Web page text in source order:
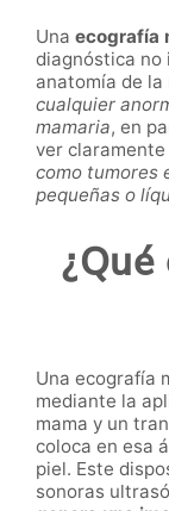
Una ecografía
diagnóstica no
anatomía de la
cualquier
mamaria, en
ver
como tumores
pequeñas o
Una ecografía
mediante la
mama y un
coloca en esa
piel. Este
sonoras